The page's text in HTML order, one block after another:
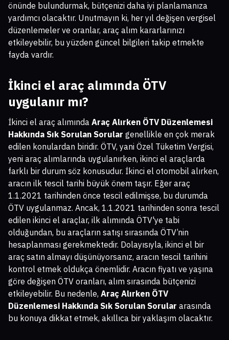
önünde bulundurmak, bütçenizi daha iyi planlamanıza
yardımcı olacaktır. Unutmayın ki, her yıl değişen vergisel
düzenlemeler ve oranlar, araç alım kararlarınızı
etkileyebilir, bu yüzden güncel bilgileri takip etmekte
fayda vardır.
İkinci el araç alımında ÖTV
uygulanır mı?
İkinci el araç alımında Araç Alırken ÖTV Düzenlemesi
Hakkında Sık Sorulan Sorular genellikle en çok merak
edilen konulardan biridir. ÖTV, yani Özel Tüketim Vergisi,
yeni araç alımlarında uygulanırken, ikinci el araçlarda
farklı bir durum söz konusudur. İkinci el otomobil alırken,
aracın ilk tescil tarihi büyük önem taşır. Eğer araç
1.1.2021 tarihinden önce tescil edilmişse, bu durumda
ÖTV uygulanmaz. Ancak, 1.1.2021 tarihinden sonra tescil
edilen ikinci el araçlar, ilk alımında ÖTV'ye tabi
olduğundan, bu araçların satışı sırasında ÖTV’nin
hesaplanması gerekmektedir. Dolayısıyla, ikinci el bir
araç satın almayı düşünüyorsanız, aracın tescil tarihini
kontrol etmek oldukça önemlidir. Aracın fiyatı ve yaşına
göre değişen ÖTV oranları, alım sırasında bütçenizi
etkileyebilir. Bu nedenle, Araç Alırken ÖTV
Düzenlemesi Hakkında Sık Sorulan Sorular arasında
bu konuya dikkat etmek, akıllıca bir yaklaşım olacaktır.